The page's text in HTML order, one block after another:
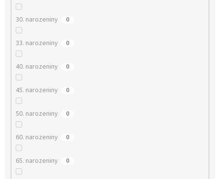
30. narozeniny 0
33. narozeniny 0
40. narozeniny 0
45. narozeniny 0
50. narozeniny 0
60. narozeniny 0
65. narozeniny 0